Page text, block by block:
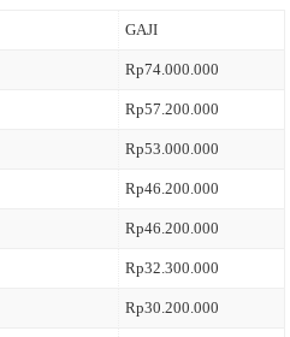
GAJI
Rp74.000.000
Rp57.200.000
Rp53.000.000
Rp46.200.000
Rp46.200.000
Rp32.300.000
Rp30.200.000